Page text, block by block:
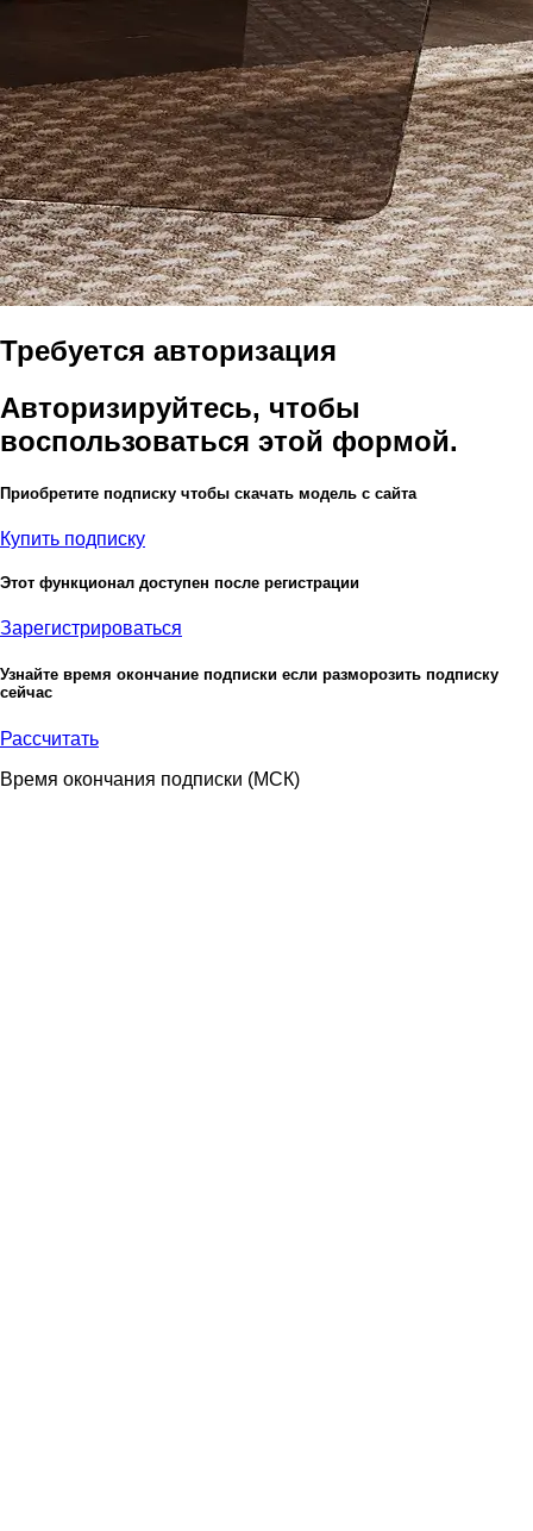
Требуется авторизация
Авторизируйтесь, чтобы
воспользоваться этой формой.
Приобретите подписку чтобы скачать модель с сайта
Купить подписку
Этот функционал доступен после регистрации
Зарегистрироваться
Узнайте время окончание подписки если разморозить подписку
сейчас
Рассчитать
Время окончания подписки (МСК)